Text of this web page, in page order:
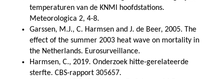
temperaturen van de KNMI hoofdstations.
Meteorologica 2, 4-8.
Garssen, M.J., C. Harmsen and J. de Beer, 2005. The
effect of the summer 2003 heat wave on mortality in
the Netherlands. Eurosurveillance.
Harmsen, C., 2019. Onderzoek hitte-gerelateerde
sterfte. CBS-rapport 305657.